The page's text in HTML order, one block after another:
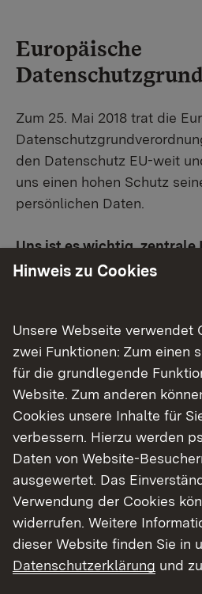
Europäische
Zum 25. Mai 2018 trat die
den Datenschutz EU-weit
uns einen hohen Schutz
persönlichen Daten.
Uns ist es wichtig, zentrale
Sie bereit zu stellen, was
FAQ
Allgemeine Informationen
online-Portal des
Externer Link:
Auch auf dem Kultusportal
Hinweise und
Externer Link:
Kultusportal
Sollten Sie konkrete
Hinweis zu Cookies
Unsere Webseite verwendet
zwei Funktionen: Zum einen
für die grundlegende
Website. Zum anderen
Cookies unsere Inhalte für
verbessern. Hierzu werden
Daten von Website-
ausgewertet. Das
Verwendung der Cookies
widerrufen. Weitere
dieser Website finden Sie in
Datenschutzerklärung und